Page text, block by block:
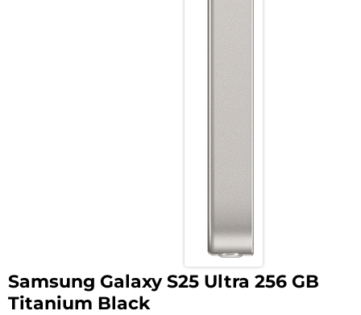
Samsung Galaxy S25 Ultra 256 GB
Titanium Black